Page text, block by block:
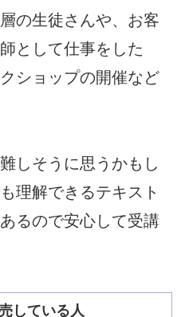
の生徒さんや、 お客
として仕事をした
ショップの開催など
しそうに思うかもし
理解できるテキスト
るので安心して受講
している人